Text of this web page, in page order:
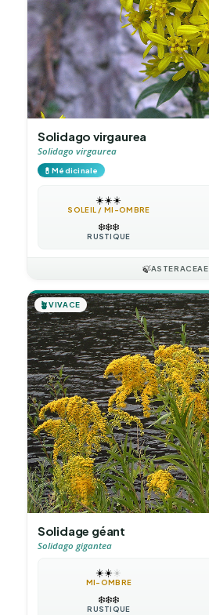
Solidago virgaurea
Solidago virgaurea
💊Médicinale
☀️☀️☀️
SOLEIL / MI-OMBRE
❄️❄️❄️
RUSTIQUE
🍃ASTERACEAE
🪴VIVACE
Solidage géant
Solidago gigantea
☀️☀️☀️
MI-OMBRE
❄️❄️❄️
RUSTIQUE